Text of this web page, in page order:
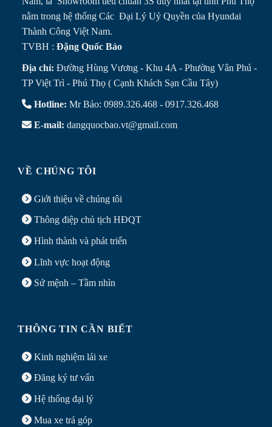
nằm trong hệ thống Các Đại Lý Uỷ Quyền của Hyundai
Thành Công Việt Nam.
TVBH : Đặng Quốc Bảo
Địa chỉ: Đường Hùng Vương - Khu 4A - Phường Vân Phú -
TP Việt Trì - Phú Thọ ( Cạnh Khách Sạn Cầu Tây)
Hotline: Mr Bảo: 0989.326.468 - 0917.326.468
E-mail: dangquocbao.vt@gmail.com
VỀ CHÚNG TÔI
Giới thiệu về chúng tôi
Thông điệp chủ tịch HĐQT
Hình thành và phát triển
Lĩnh vực hoạt động
Sứ mệnh – Tầm nhìn
THÔNG TIN CẦN BIẾT
Kinh nghiệm lái xe
Đăng ký tư vấn
Hệ thống đại lý
Mua xe trả góp